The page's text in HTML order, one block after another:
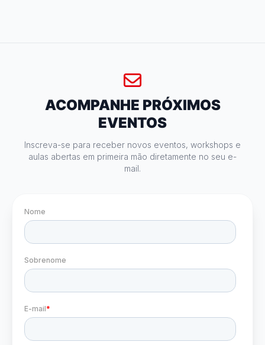
ACOMPANHE PRÓXIMOS
EVENTOS
Inscreva-se para receber novos eventos, workshops e
aulas abertas em primeira mão diretamente no seu e-
mail.